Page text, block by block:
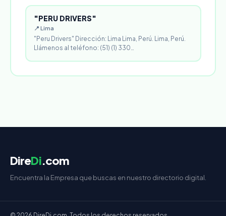
"PERU DRIVERS"
📍 Lima
"Peru Drivers" Dirección: Lima Lima, Perú. Lima, Perú.
Llámenos al teléfono: (51) (1) 330…
DireDi.com
Encuentra la Empresa que buscas en nuestro directorio digital.